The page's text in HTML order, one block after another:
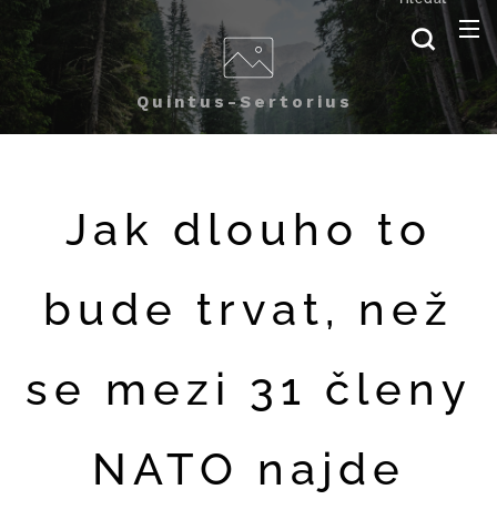
Quintus-Sertorius
Jak dlouho to
bude trvat, než
se mezi 31 členy
NATO najde